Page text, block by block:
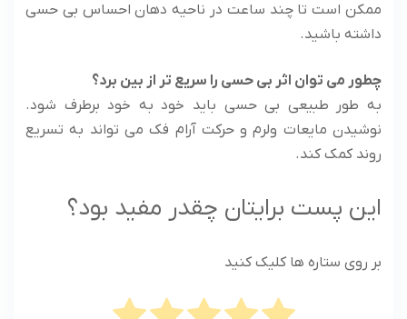
ممکن است تا چند ساعت در ناحیه دهان احساس بی حسی
داشته باشید.
چطور می‌ توان اثر بی حسی را سریع ‌تر از بین برد؟
به طور طبیعی بی حسی باید خود به خود برطرف شود.
نوشیدن مایعات ولرم و حرکت آرام فک می تواند به تسریع
روند کمک کند.
این پست برایتان چقدر مفید بود؟
بر روی ستاره ها کلیک کنید